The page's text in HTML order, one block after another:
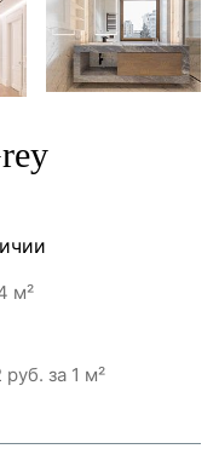
м²
руб. за 1 м²